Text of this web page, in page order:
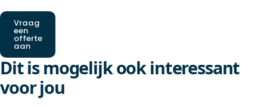
Vraag
een
offerte
aan
Dit is mogelijk ook interessant
voor jou